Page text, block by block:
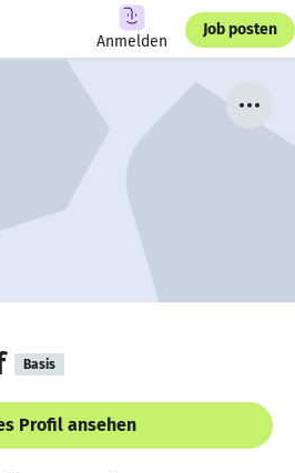
Anmelden
Job posten
Basis
Profil ansehen